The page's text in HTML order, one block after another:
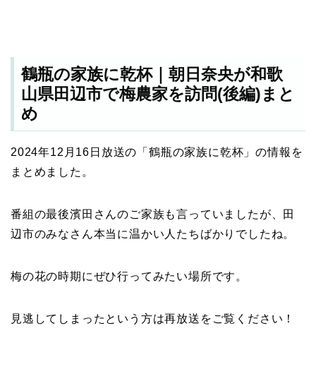
鶴瓶の家族に乾杯｜朝日奈央が和歌
山県田辺市で梅農家を訪問(後編)まと
め
2024年12月16日放送の「鶴瓶の家族に乾杯」の情報を
まとめました。
番組の最後濱田さんのご家族も言っていましたが、田
辺市のみなさん本当に温かい人たちばかりでしたね。
梅の花の時期にぜひ行ってみたい場所です。
見逃してしまったという方は再放送をご覧ください！